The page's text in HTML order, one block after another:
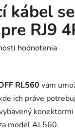
kábel
RJ9
hodnotenia
RL560 vám
ich práve
konektormi
model AL560.